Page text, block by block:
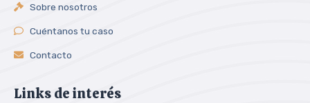
Sobre nosotros
Cuéntanos tu caso
Contacto
Links de interés